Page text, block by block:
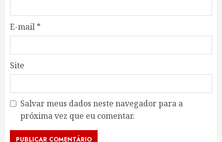
E-mail *
Site
Salvar meus dados neste navegador para a
próxima vez que eu comentar.